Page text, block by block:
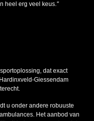
heel erg veel keus."
dat exact
Giessendam
u onder andere robuuste
Het aanbod van